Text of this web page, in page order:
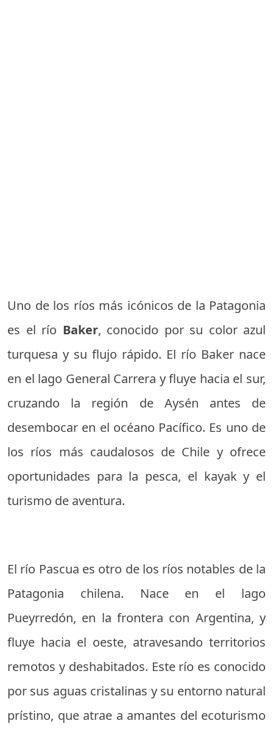
Uno de los ríos más icónicos de la Patagonia
es el río Baker, conocido por su color azul
turquesa y su flujo rápido. El río Baker nace
en el lago General Carrera y fluye hacia el sur,
cruzando la región de Aysén antes de
desembocar en el océano Pacífico. Es uno de
los ríos más caudalosos de Chile y ofrece
oportunidades para la pesca, el kayak y el
turismo de aventura.
El río Pascua es otro de los ríos notables de la
Patagonia chilena. Nace en el lago
Pueyrredón, en la frontera con Argentina, y
fluye hacia el oeste, atravesando territorios
remotos y deshabitados. Este río es conocido
por sus aguas cristalinas y su entorno natural
prístino, que atrae a amantes del ecoturismo